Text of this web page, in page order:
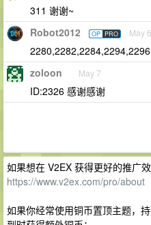
311 谢谢~
Robot2012 OP PRO May 6
zoloon May 7
ID:2326 感谢感谢
如果想在 V2EX 获得更好的推广
https://www.v2ex.com/pro/about
如果你经常使用铜币置顶主题，